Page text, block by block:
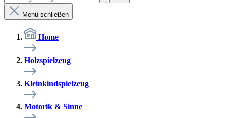
Menü schließen
Home
Holzspielzeug
Kleinkindspielzeug
Motorik & Sinne